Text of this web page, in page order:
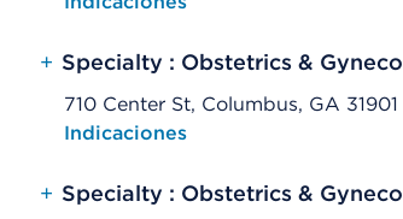
+ Specialty : Obstetrics &
710 Center St, Columbus, GA 31901
Opens native map application on
Indicaciones
+ Specialty : Obstetrics &